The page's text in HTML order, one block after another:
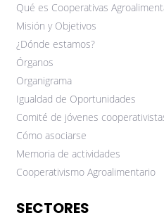
Qué es Cooperativas
Misión y Objetivos
¿Dónde estamos?
Órganos
Organigrama
Igualdad de Oportunidades
Comité de jóvenes
Cómo asociarse
Memoria de actividades
Cooperativismo Agroalimentario
SECTORES